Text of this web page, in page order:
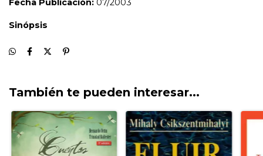
También te pueden interesar...